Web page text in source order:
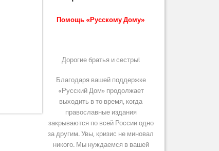
Помощь «Русскому Дому»
Дорогие братья и сестры!
Благодаря вашей поддержке
«Русский Дом» продолжает
выходить в то время, когда
православные издания
закрываются по всей России одно
за другим. Увы, кризис не миновал
никого. Мы нуждаемся в вашей